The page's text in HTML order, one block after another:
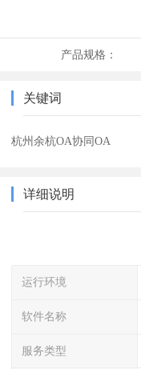
产品规格：
关键词
杭州余杭OA协同OA
详细说明
运行环境
软件名称
服务类型